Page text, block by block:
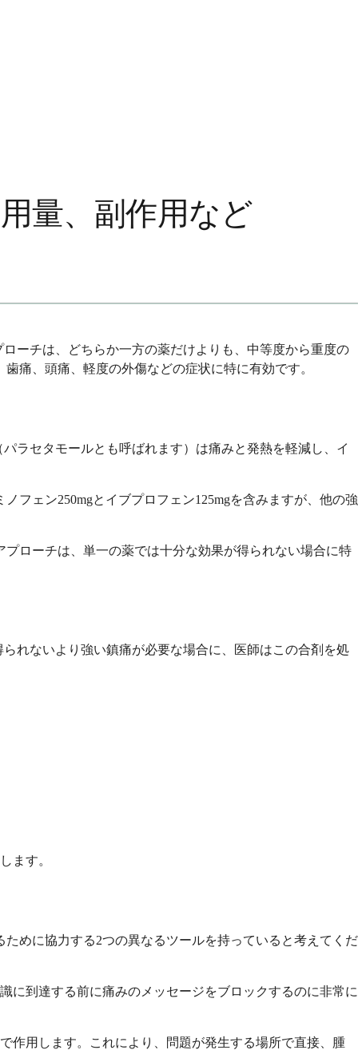
量、副作用など
ーチは、どちらか一方の薬だけよりも、中等度から重度の
痛、頭痛、軽度の外傷などの症状に特に有効です。
ラセタモールとも呼ばれます）は痛みと発熱を軽減し、イ
フェン250mgとイブプロフェン125mgを含みますが、他の強
ローチは、単一の薬では十分な効果が得られない場合に特
れないより強い鎮痛が必要な場合に、医師はこの合剤を処
ます。
めに協力する2つの異なるツールを持っていると考えてくだ
に到達する前に痛みのメッセージをブロックするのに非常に
作用します。これにより、問題が発生する場所で直接、腫